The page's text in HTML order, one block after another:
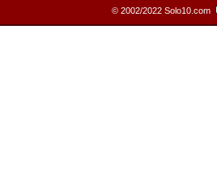
© 2002/2022 Solo10.com